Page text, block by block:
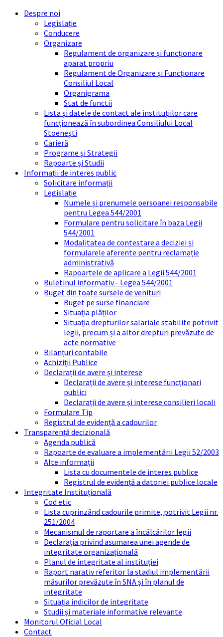
Skip
Skip
Skip
Skip
Despre noi
Legislație
Conducere
Organizare
Regulament de organizare și funcționare
aparat propriu
Regulament de Organizare și Funcționare
Consiliul Local
Organigrama
Stat de functii
Lista și datele de contact ale instituțiilor care
funcționează în subordinea Consiliului Local
Stoenești
Carieră
Programe și Strategii
Rapoarte și Studii
Informații de interes public
Solicitare informații
Legislație
Numele și prenumele persoanei responsabile
pentru Legea 544/2001
Formulare pentru solicitare în baza Legii
544/2001
Modalitatea de contestare a deciziei și
formularele aferente pentru reclamație
administrativă
Rapoartele de aplicare a Legii 544/2001
Buletinul informativ - Legea 544/2001
Buget din toate sursele de venituri
Buget pe surse financiare
Situația plăților
Situația drepturilor salariale stabilite potrivit
legii, precum și a altor drepturi prevăzute de
acte normative
Bilanțuri contabile
Achiziții Publice
Declarații de avere și interese
Declarații de avere și interese funcționari
publici
Declarații de avere și interese consilieri locali
Formulare Tip
Registrul de evidență a cadourilor
Transparență decizională
Agenda publică
Rapoarte de evaluare a implementării Legii 52/2003
Alte informații
Lista cu documentele de interes publice
Registrul de evidență a datoriei publice locale
Integritate Instituțională
Cod etic
Lista cuprinzând cadourile primite, potrivit Legii nr.
251/2004
Mecanismul de raportare a încălcărilor legii
Declarația privind asumarea unei agende de
integritate organizațională
Planul de integritate al instituției
Raport narativ referitor la stadiul implementării
măsurilor prevăzute în SNA și în planul de
integritate
Situația indicilor de integritate
Studii și materiale informative relevante
Monitorul Oficial Local
Contact